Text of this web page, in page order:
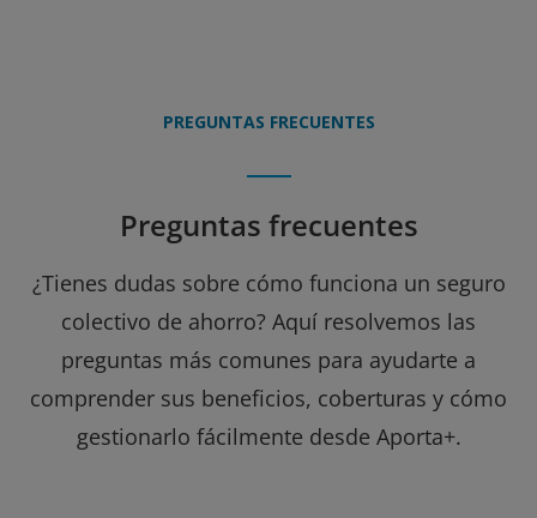
PREGUNTAS FRECUENTES
Preguntas frecuentes
¿Tienes dudas sobre cómo funciona un seguro
colectivo de ahorro? Aquí resolvemos las
preguntas más comunes para ayudarte a
comprender sus beneficios, coberturas y cómo
gestionarlo fácilmente desde Aporta+.